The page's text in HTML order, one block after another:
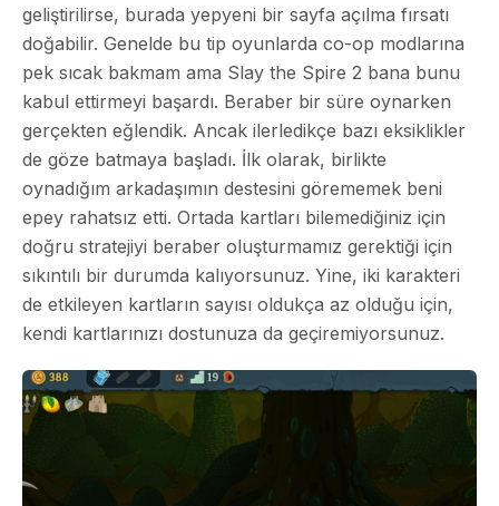
geliştirilirse, burada yepyeni bir sayfa açılma fırsatı
doğabilir. Genelde bu tip oyunlarda co-op modlarına
pek sıcak bakmam ama Slay the Spire 2 bana bunu
kabul ettirmeyi başardı. Beraber bir süre oynarken
gerçekten eğlendik. Ancak ilerledikçe bazı eksiklikler
de göze batmaya başladı. İlk olarak, birlikte
oynadığım arkadaşımın destesini görememek beni
epey rahatsız etti. Ortada kartları bilemediğiniz için
doğru stratejiyi beraber oluşturmamız gerektiği için
sıkıntılı bir durumda kalıyorsunuz. Yine, iki karakteri
de etkileyen kartların sayısı oldukça az olduğu için,
kendi kartlarınızı dostunuza da geçiremiyorsunuz.